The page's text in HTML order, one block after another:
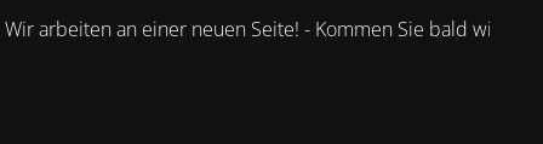
Wir arbeiten an einer neuen Seite! - Kommen Sie bald wieder.